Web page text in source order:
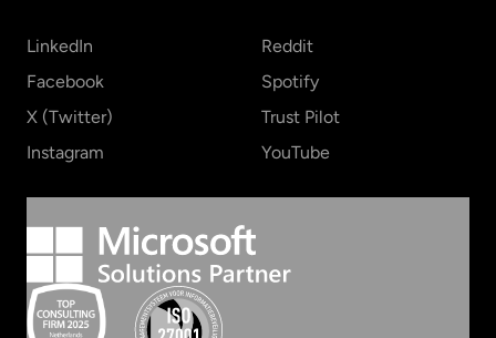
LinkedIn
Facebook
X (Twitter)
Instagram
Reddit
Spotify
Trust Pilot
YouTube